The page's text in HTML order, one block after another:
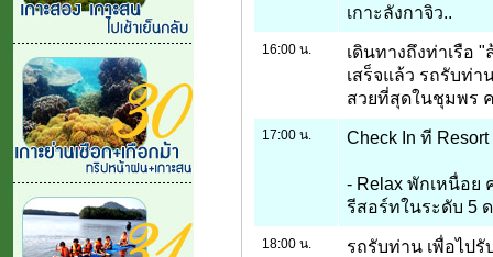
เกาะลังกาจิว..
16:00 น.
เดินทางถึงท่าเรือ
เสร็จแล้ว รถรับท่
สวยที่สุดในชุมพร
17:00 น. Check In ที
- Relax พักเหนื่อย
รีสอร์ทในระดับ 5
18:00 น.
รถรับท่าน เพื่อไป